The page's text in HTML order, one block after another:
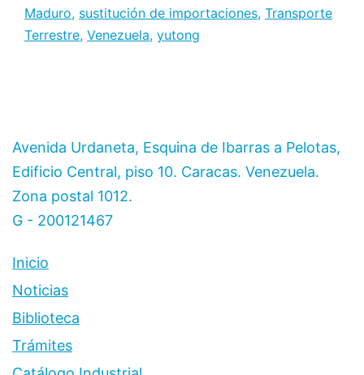
Maduro, sustitución de importaciones, Transporte
Terrestre, Venezuela, yutong
Avenida Urdaneta, Esquina de Ibarras a Pelotas,
Edificio Central, piso 10. Caracas. Venezuela.
Zona postal 1012.
G - 200121467
Inicio
Noticias
Biblioteca
Trámites